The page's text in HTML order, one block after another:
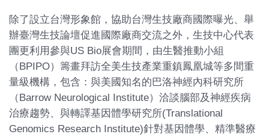
除了設立台灣形象館，協助台灣生技廠商國際曝光、舉
辦臺灣生技論壇促進國際廠商交流之外，生技中心代表
團更利用參與US Bio展會期間，由生醫推動小組
（BPIPO）籌畫拜訪全美生技產業重鎮鳳凰城等多間重
量級機構，包含：與美國知名的巴洛神經內科研究所
（Barrow Neurological Institute）洽談腦部及神經疾病
治療趨勢、與轉譯基因體學研究所(Translational
Genomics Research Institute)針對基因體學、精準醫療